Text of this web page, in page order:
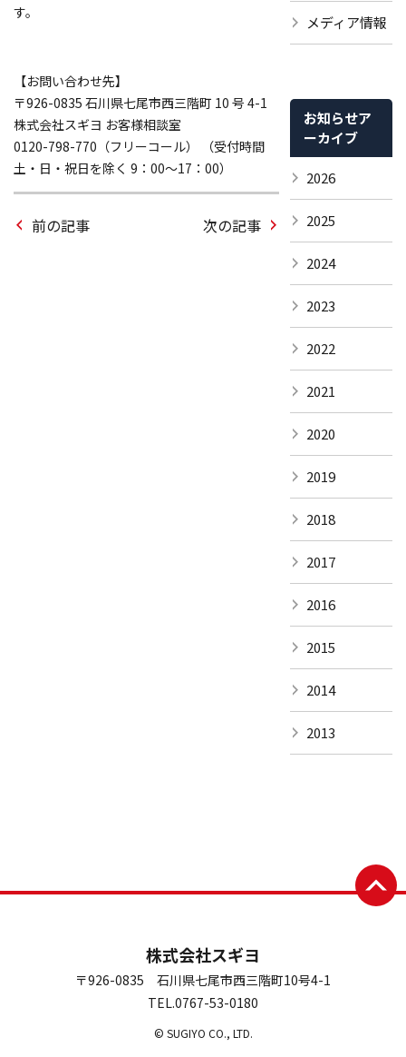
す。
【お問い合わせ先】
〒926-0835 石川県七尾市西三階町 10 号 4-1
株式会社スギヨ お客様相談室
0120-798-770（フリーコール） （受付時間
土・日・祝日を除く 9：00～17：00）
前の記事 次の記事
メディア情報
お知らせア
ーカイブ
2026
2025
2024
2023
2022
2021
2020
2019
2018
2017
2016
2015
2014
2013
株式会社スギヨ
〒926-0835 石川県七尾市西三階町10号4-1
TEL.0767-53-0180
© SUGIYO CO., LTD.